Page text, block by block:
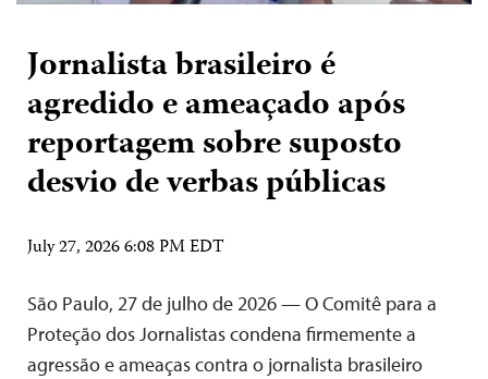
Jornalista brasileiro é
agredido e ameaçado após
reportagem sobre suposto
desvio de verbas públicas
July 27, 2026 6:08 PM EDT
São Paulo, 27 de julho de 2026 — O Comitê para a
Proteção dos Jornalistas condena firmemente a
agressão e ameaças contra o jornalista brasileiro